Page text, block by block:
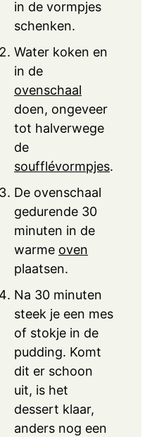
in de vormpjes
schenken.
Water koken en
in de
ovenschaal
doen, ongeveer
tot halverwege
de
soufflévormpjes.
De ovenschaal
gedurende 30
minuten in de
warme oven
plaatsen.
Na 30 minuten
steek je een mes
of stokje in de
pudding. Komt
dit er schoon
uit, is het
dessert klaar,
anders nog een